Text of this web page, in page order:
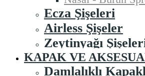
Ecza Şişeleri
Airless Şişeler
Zeytinyağı
KAPAK VE
Damlalıklı